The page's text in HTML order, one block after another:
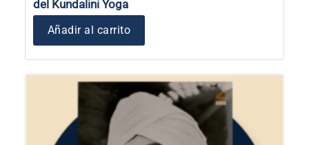
del Kundalini Yoga
Añadir al carrito